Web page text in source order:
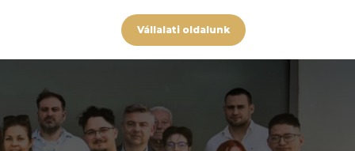
Vállalati oldalunk